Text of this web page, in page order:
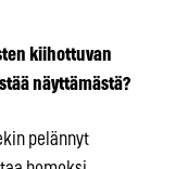
kiihottuvan
näyttämästä?
pelännyt